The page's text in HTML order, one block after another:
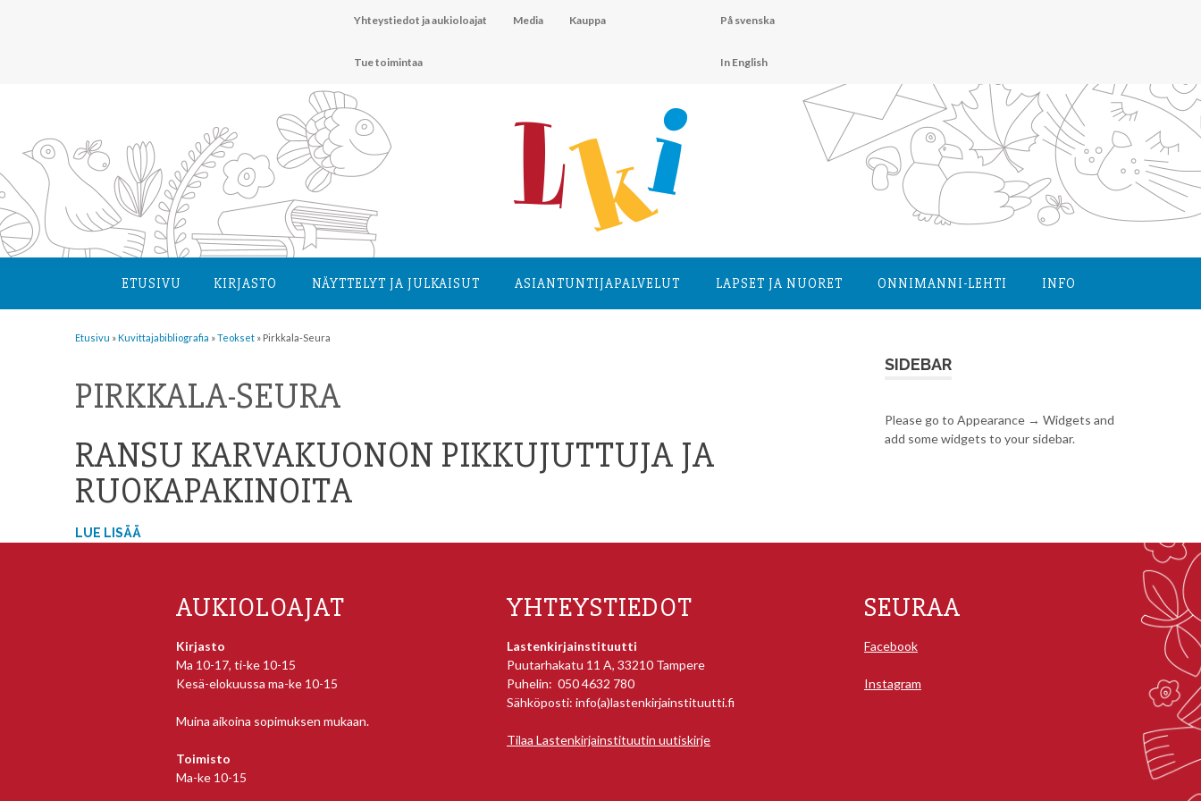
Yhteystiedot ja aukioloajat Media Kauppa
Tue toimintaa
På svenska
In English
ETUSIVU KIRJASTO NÄYTTELYT JA JULKAISUT ASIANTUNTIJA­PALVELUT LAPSET JA NUORET ONNIMANNI-LEHTI INFO
Etusivu »Kuvittaja­bibliografia »Teokset » Pirkkala-Seura
PIRKKALA-SEURA
RANSU KARVAKUONON PIKKUJUTTUJA JA
RUOKAPAKINOITA
LUE LISÄÄ
SIDEBAR
Please go to Appearance → Widgets and
add some widgets to your sidebar.
AUKIOLOAJAT
Kirjasto
Ma 10-17, ti-ke 10-15
Kesä-elokuussa ma-ke 10-15
Muina aikoina sopimuksen mukaan.
Toimisto
Ma-ke 10-15
YHTEYSTIEDOT
Lastenkirjainstituutti
Puutarhakatu 11 A, 33210 Tampere
Puhelin: 050 4632 780
Sähköposti: info(a)lastenkirjainstituutti.fi
Tilaa Lastenkirjainstituutin uutiskirje
SEURAA
Facebook
Instagram